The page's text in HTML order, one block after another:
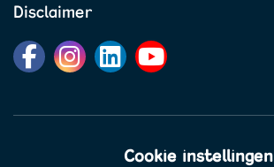
Disclaimer
Cookie instellingen